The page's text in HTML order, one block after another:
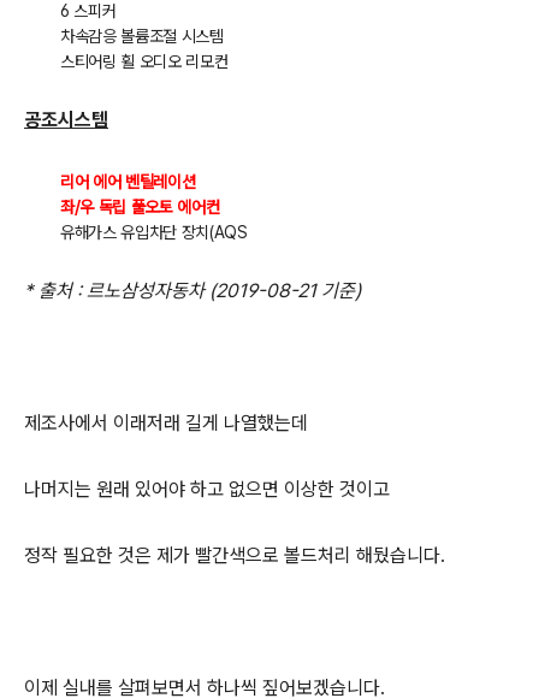
6 스피커
차속감응 볼륨조절 시스템
스티어링 휠 오디오 리모컨
공조시스템
리어 에어 벤틸레이션
좌/우 독립 풀오토 에어컨
유해가스 유입차단 장치(AQS
* 출처 : 르노삼성자동차 (2019-08-21 기준)
제조사에서 이래저래 길게 나열했는데
나머지는 원래 있어야 하고 없으면 이상한 것이고
정작 필요한 것은 제가 빨간색으로 볼드처리 해뒀습니다.
이제 실내를 살펴보면서 하나씩 짚어보겠습니다.